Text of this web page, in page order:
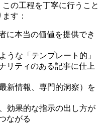
の工程を丁寧に行うこと
す：
に本当の価値を提供でき
うな「テンプレート的」
リティのある記事に仕上
新情報、専門的洞察）を
効果的な指示の出し方が
ながる